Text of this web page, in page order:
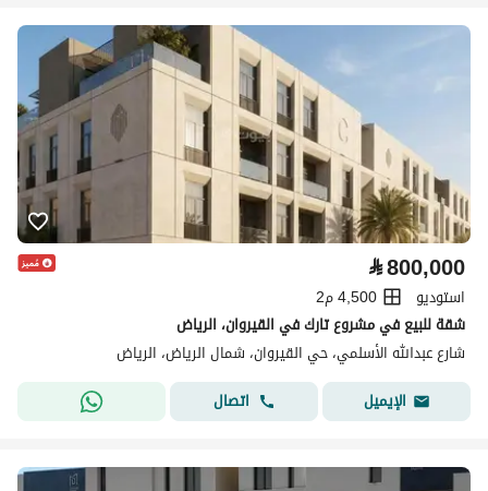
⃁800,000
استوديو
4,500 م2
شقة للبيع في مشروع تارك في القيروان، الرياض
شارع عبدالله الأسلمي، حي القيروان، شمال الرياض، الرياض
الإيميل
اتصال